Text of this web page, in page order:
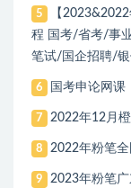
5
【
程 国考/省考/事
笔试/国企招聘/
6 国考申论网课
7 2022年12月
8 2022年粉笔
9 2023年粉笔